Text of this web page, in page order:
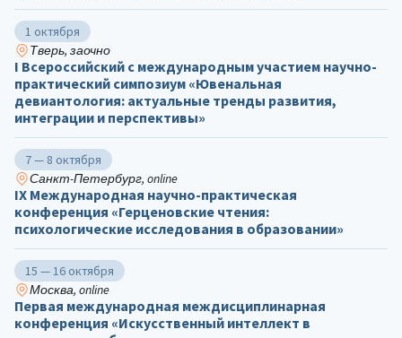
1 октября
Тверь, заочно
I Всероссийский с международным участием научно-
практический симпозиум «Ювенальная
девиантология: актуальные тренды развития,
интеграции и перспективы»
7 — 8 октября
Санкт-Петербург, online
IX Международная научно-практическая
конференция «Герценовские чтения:
психологические исследования в образовании»
15 — 16 октября
Москва, online
Первая международная междисциплинарная
конференция «Искусственный интеллект в